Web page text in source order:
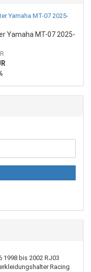
Yamaha MT-07 2025-
1998 bis 2002 RJ03
Racing